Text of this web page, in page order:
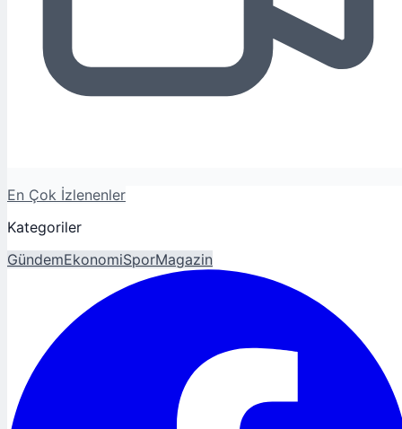
En Çok İzlenenler
Kategoriler
GündemEkonomiSporMagazin